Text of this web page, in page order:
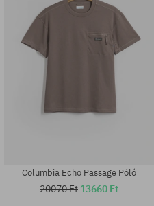
Columbia Echo Passage Póló
20070 Ft 13660 Ft